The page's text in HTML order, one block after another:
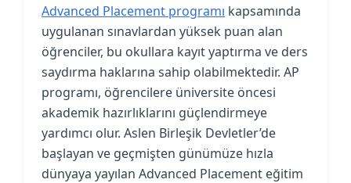
Advanced Placement programı kapsamında
uygulanan sınavlardan yüksek puan alan
öğrenciler, bu okullara kayıt yaptırma ve ders
saydırma haklarına sahip olabilmektedir. AP
programı, öğrencilere üniversite öncesi
akademik hazırlıklarını güçlendirmeye
yardımcı olur. Aslen Birleşik Devletler’de
başlayan ve geçmişten günümüze hızla
dünyaya yayılan Advanced Placement eğitim